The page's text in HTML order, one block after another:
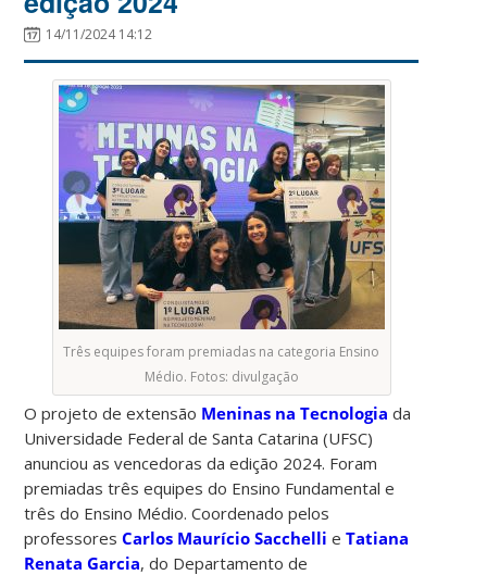
14/11/2024 14:12
Três equipes foram premiadas na categoria Ensino
Médio. Fotos: divulgação
O projeto de extensão Meninas na Tecnologia da
Universidade Federal de Santa Catarina (UFSC)
anunciou as vencedoras da edição 2024. Foram
premiadas três equipes do Ensino Fundamental e
três do Ensino Médio. Coordenado pelos
professoresCarlos Maurício Sacchelli eTatiana
Renata Garcia, do Departamento de